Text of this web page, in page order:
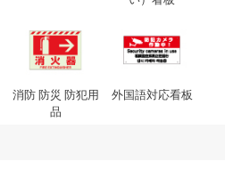
消防 防災 防犯用
品
外国語対応看板